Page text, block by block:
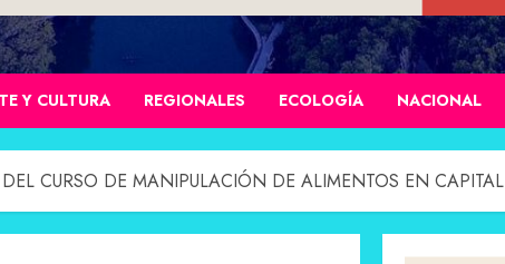
Y CULTURA REGIONALES ECOLOGÍA NACIONAL
CURSO DE MANIPULACIÓN DE ALIMENTOS EN CAPITAL